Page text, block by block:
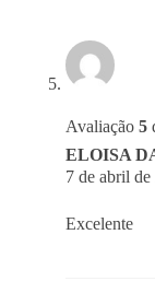
Avaliação 5
ELOISA
7 de abril de
Excelente